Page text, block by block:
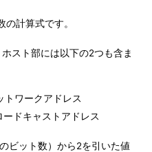
計算式です。
スト部には以下の2つも含ま
トワークアドレス
ドキャストアドレス
ビット数）から2を引いた値